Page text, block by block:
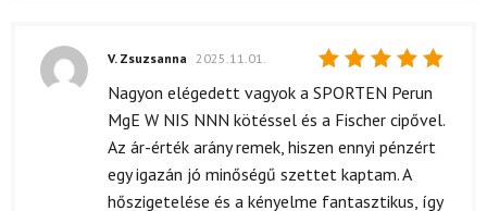
Értékelés:
V. Zsuzsanna 2025.11.01.
Nagyon elégedett vagyok a SPORTEN Perun
MgE W NIS NNN kötéssel és a Fischer cipővel.
Az ár-érték arány remek, hiszen ennyi pénzért
egy igazán jó minőségű szettet kaptam. A
hőszigetelése és a kényelme fantasztikus, így